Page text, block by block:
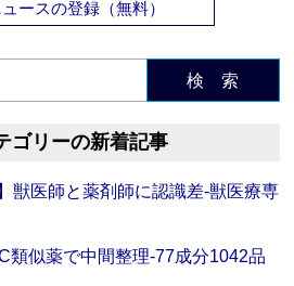
ースの登録（無料）
検 索
ゴリーの新着記事
獣医師と薬剤師に認識差‐獣医療専
類似薬で中間整理‐77成分1042品